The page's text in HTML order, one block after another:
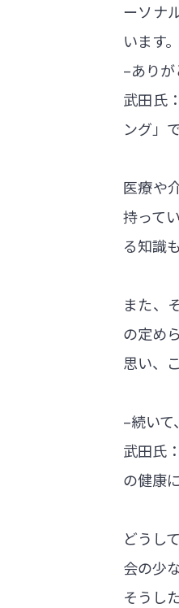
ーソナ
います。
–あり
武田氏
ング」
医療や
持って
る知識
また、
の定め
思い、
–続い
武田氏
の健康
どうし
会の少
そうし